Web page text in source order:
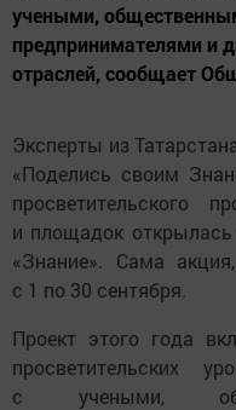
учеными,
предпринимателями и
отраслей, сообщает
Эксперты из
«Поделись своим
просветительского
и площадок
«Знание». Сама
с 1 по 30 сентября.
Проект этого года
просветительских
с учеными,